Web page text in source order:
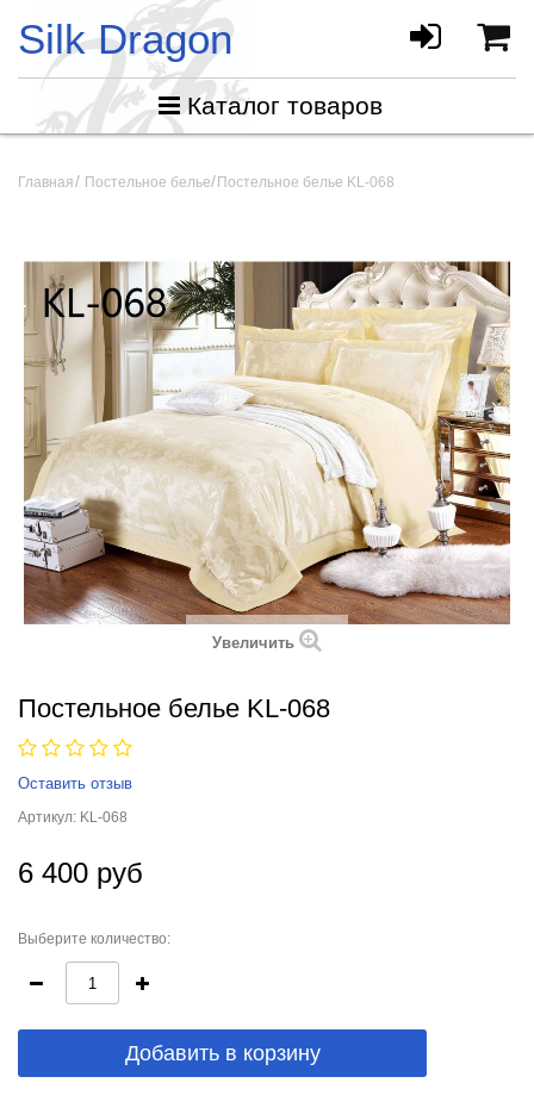
Silk Dragon
Каталог товаров
Главная Постельное белье Постельное белье KL-068
Увеличить
Постельное белье KL-068
Оставить отзыв
Артикул: KL-068
6 400 руб
Выберите количество:
Добавить в корзину